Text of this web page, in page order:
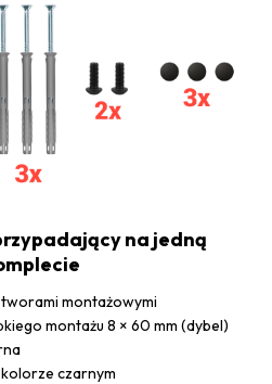
na jedną
montażowymi
montażu 8 × 60 mm (dybel)
czarnym